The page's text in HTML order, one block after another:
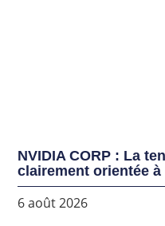
NVIDIA CORP : La
clairement orientée à
6 août 2026